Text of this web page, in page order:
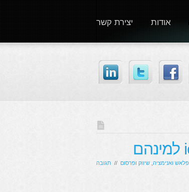
יצירת קשר אודות
פלאש ואנימציה שיווק ופרסום // תגובה